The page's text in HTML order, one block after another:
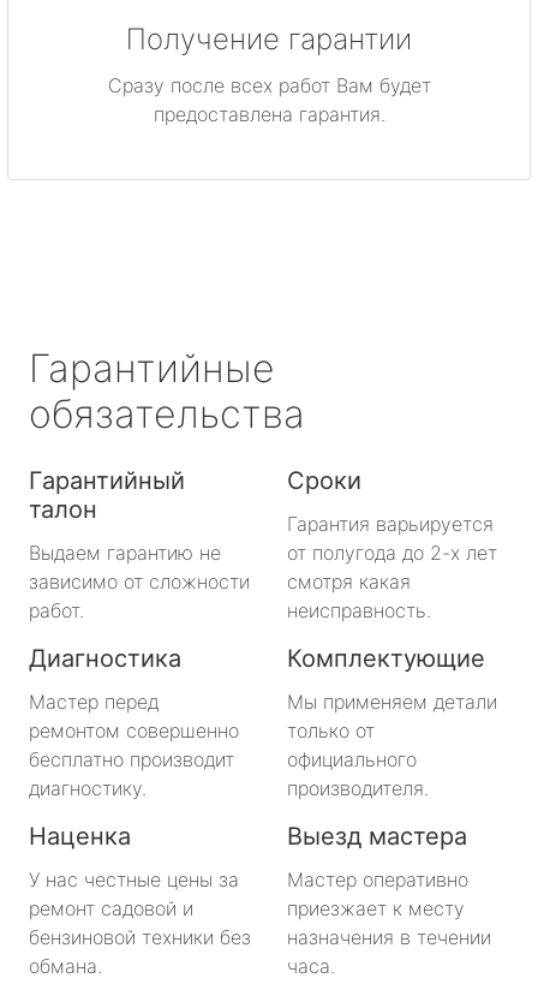
Получение гарантии
Сразу после всех работ Вам будет
предоставлена гарантия.
Гарантийные
обязательства
Гарантийный
талон
Выдаем гарантию не
зависимо от сложности
работ.
Сроки
Гарантия варьируется
от полугода до 2-х лет
смотря какая
неисправность.
Диагностика
Мастер перед
ремонтом совершенно
бесплатно производит
диагностику.
Комплектующие
Мы применяем детали
только от
официального
производителя.
Наценка
У нас честные цены за
ремонт садовой и
бензиновой техники без
обмана.
Выезд мастера
Мастер оперативно
приезжает к месту
назначения в течении
часа.